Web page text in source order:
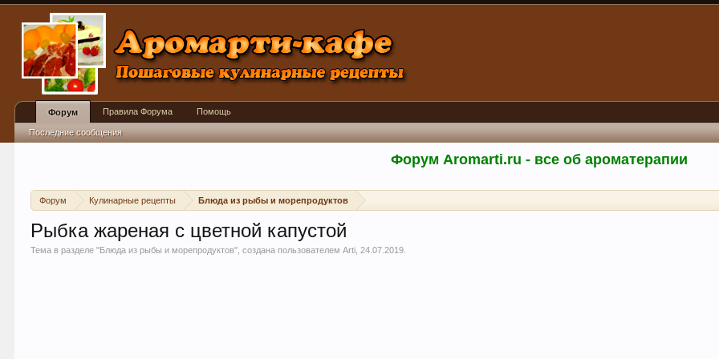
Форум Aromarti.ru - все об ароматерапии
Форум Кулинарные рецепты Блюда из рыбы и морепродуктов
Рыбка жареная с цветной капустой
Тема в разделе "Блюда из рыбы и морепродуктов", создана пользователемArti ,24.07.2019
Форум
Последние сообщения
Правила Форума Помощь